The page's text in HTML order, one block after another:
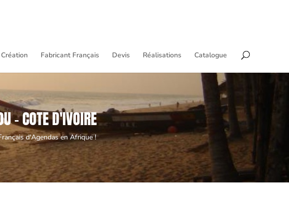
Fabricant Français Devis Réalisations Catalogue
- COTE D'IVOIRE
d'Agendas en Afrique !